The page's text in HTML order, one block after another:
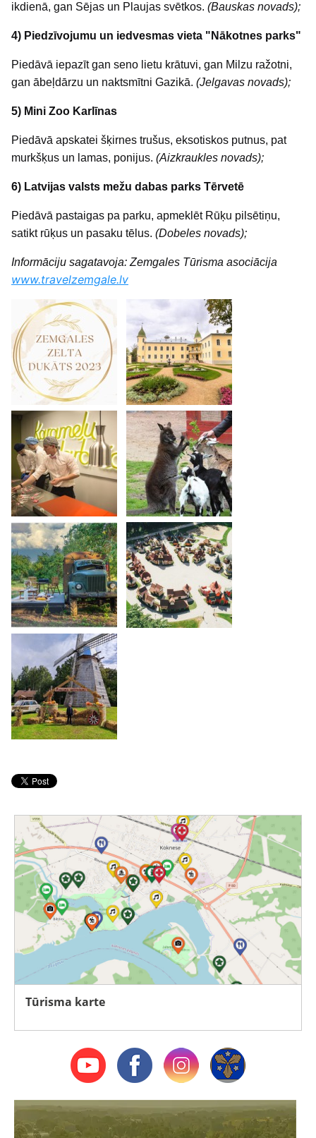
ikdienā, gan Sējas un Plaujas svētkos. (Bauskas novads);
4) Piedzīvojumu un iedvesmas vieta "Nākotnes parks"
Piedāvā iepazīt gan seno lietu krātuvi, gan Milzu ražotni,
gan ābeļdārzu un naktsmītni Gazikā. (Jelgavas novads);
5) Mini Zoo Karlīnas
Piedāvā apskatei šķirnes trušus, eksotiskos putnus, pat
murkšķus un lamas, ponijus. (Aizkraukles novads);
6) Latvijas valsts mežu dabas parks Tērvetē
Piedāvā pastaigas pa parku, apmeklēt Rūķu pilsētiņu,
satikt rūķus un pasaku tēlus. (Dobeles novads);
Informāciju sagatavoja: Zemgales Tūrisma asociācija
www.travelzemgale.lv
Tūrisma karte